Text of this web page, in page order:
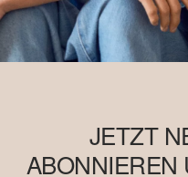
JETZT
ABONNIEREN